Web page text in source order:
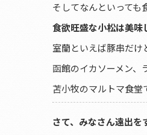
そしてなんといっても
食欲旺盛な小松は美味
室蘭といえば豚串だけ
函館のイカソーメン、
苫小牧のマルトマ食堂
さて、みなさん遠出を